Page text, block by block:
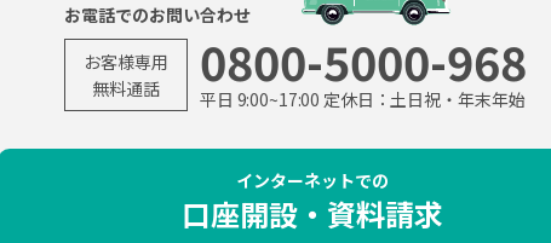
お電話でのお問い合わせ
お客様専用
無料通話
0800-5000-968
平日 9:00~17:00 定休日：土日祝・年末年始
インターネットでの
口座開設・資料請求